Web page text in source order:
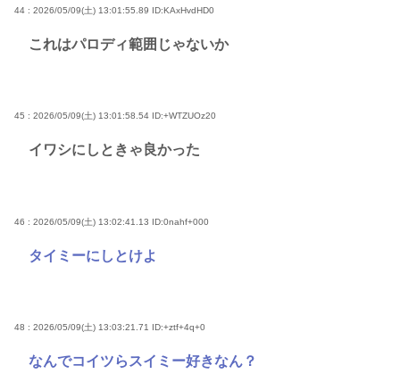
44 : 2026/05/09(土) 13:01:55.89 ID:KAxHvdHD0
これはパロディ範囲じゃないか
45 : 2026/05/09(土) 13:01:58.54 ID:+WTZUOz20
イワシにしときゃ良かった
46 : 2026/05/09(土) 13:02:41.13 ID:0nahf+000
タイミーにしとけよ
48 : 2026/05/09(土) 13:03:21.71 ID:+ztf+4q+0
なんでコイツらスイミー好きなん？